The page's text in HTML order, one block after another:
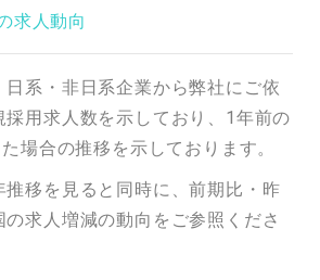
求人動向
日系・非日系企業から弊社にご依
採用求人数を示しており、1年前の
場合の推移を示しております。
推移を見ると同時に、前期比・昨
求人増減の動向をご参照くださ